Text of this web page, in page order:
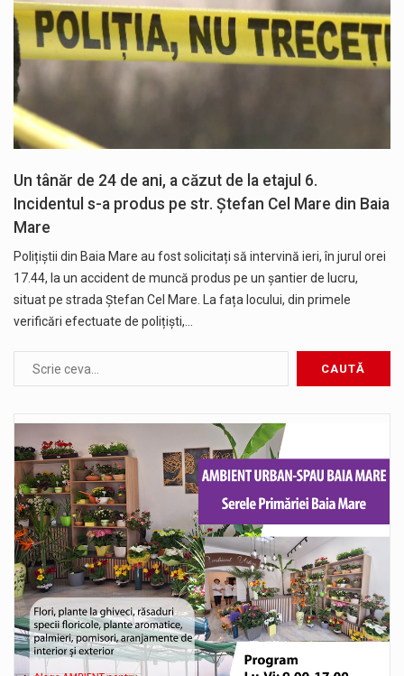
Un tânăr de 24 de ani, a căzut de la etajul 6.
Incidentul s-a produs pe str. Ștefan Cel Mare din Baia
Mare
Polițiștii din Baia Mare au fost solicitați să intervină ieri, în jurul orei
17.44, la un accident de muncă produs pe un șantier de lucru,
situat pe strada Ștefan Cel Mare. La fața locului, din primele
verificări efectuate de polițiști,…